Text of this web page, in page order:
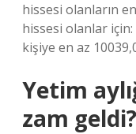
hissesi olanların
hissesi olanlar için:
kişiye en az
Yetim
zam geldi?